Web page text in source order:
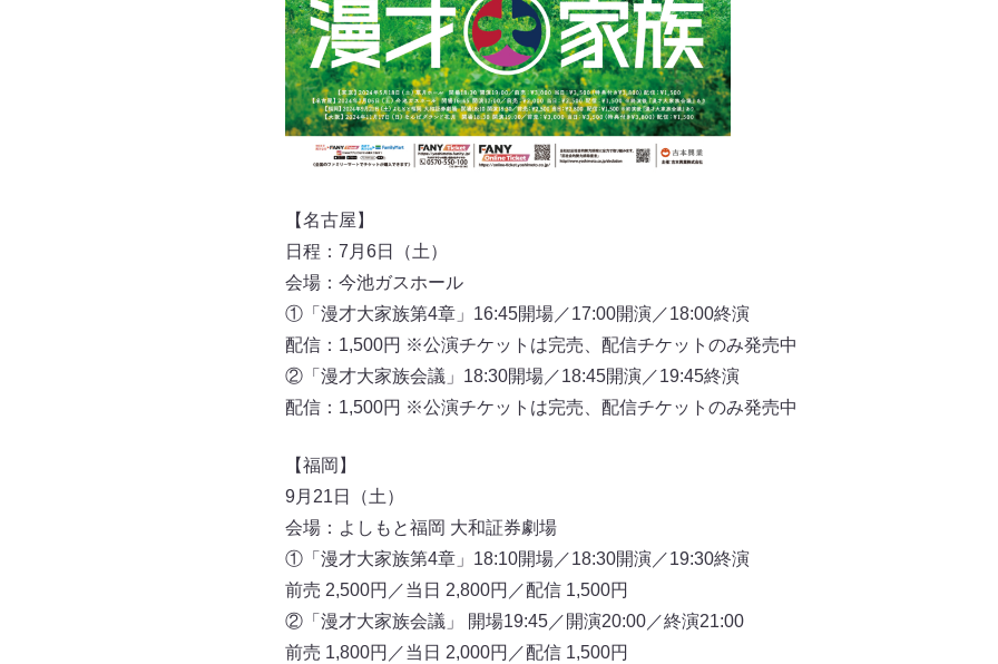
【名古屋】
日程：7月6日（土）
会場：今池ガスホール
①「漫才大家族第4章」16:45開場／17:00開演／18:00終演
配信：1,500円 ※公演チケットは完売、配信チケットのみ発売中
②「漫才大家族会議」18:30開場／18:45開演／19:45終演
配信：1,500円 ※公演チケットは完売、配信チケットのみ発売中
【福岡】
9月21日（土）
会場：よしもと福岡 大和証券劇場
①「漫才大家族第4章」18:10開場／18:30開演／19:30終演
前売 2,500円／当日 2,800円／配信 1,500円
②「漫才大家族会議」 開場19:45／開演20:00／終演21:00
前売 1,800円／当日 2,000円／配信 1,500円